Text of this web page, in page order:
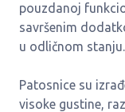
pouzdanoj
savršenim
u odličnom stanju.
Patosnice su
visoke gustine,